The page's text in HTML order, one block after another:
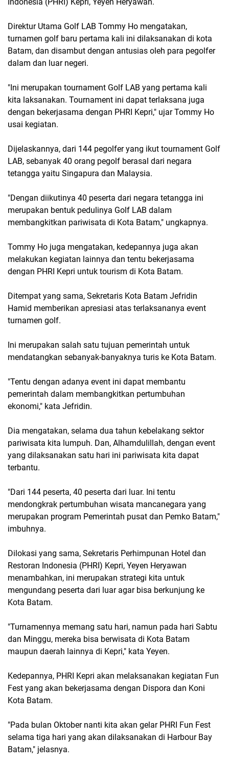
Direktur Utama Golf LAB Tommy Ho mengatakan,
turnamen golf baru pertama kali ini dilaksanakan di kota
Batam, dan disambut dengan antusias oleh para pegolfer
dalam dan luar negeri.
"Ini merupakan tournament Golf LAB yang pertama kali
kita laksanakan. Tournament ini dapat terlaksana juga
dengan bekerjasama dengan PHRI Kepri," ujar Tommy Ho
usai kegiatan.
Dijelaskannya, dari 144 pegolfer yang ikut tournament Golf
LAB, sebanyak 40 orang pegolf berasal dari negara
tetangga yaitu Singapura dan Malaysia.
"Dengan diikutinya 40 peserta dari negara tetangga ini
merupakan bentuk pedulinya Golf LAB dalam
membangkitkan pariwisata di Kota Batam," ungkapnya.
Tommy Ho juga mengatakan, kedepannya juga akan
melakukan kegiatan lainnya dan tentu bekerjasama
dengan PHRI Kepri untuk tourism di Kota Batam.
Ditempat yang sama, Sekretaris Kota Batam Jefridin
Hamid memberikan apresiasi atas terlaksananya event
turnamen golf.
Ini merupakan salah satu tujuan pemerintah untuk
mendatangkan sebanyak-banyaknya turis ke Kota Batam.
"Tentu dengan adanya event ini dapat membantu
pemerintah dalam membangkitkan pertumbuhan
ekonomi," kata Jefridin.
Dia mengatakan, selama dua tahun kebelakang sektor
pariwisata kita lumpuh. Dan, Alhamdulillah, dengan event
yang dilaksanakan satu hari ini pariwisata kita dapat
terbantu.
"Dari 144 peserta, 40 peserta dari luar. Ini tentu
mendongkrak pertumbuhan wisata mancanegara yang
merupakan program Pemerintah pusat dan Pemko Batam,"
imbuhnya.
Dilokasi yang sama, Sekretaris Perhimpunan Hotel dan
Restoran Indonesia (PHRI) Kepri, Yeyen Heryawan
menambahkan, ini merupakan strategi kita untuk
mengundang peserta dari luar agar bisa berkunjung ke
Kota Batam.
"Turnamennya memang satu hari, namun pada hari Sabtu
dan Minggu, mereka bisa berwisata di Kota Batam
maupun daerah lainnya di Kepri," kata Yeyen.
Kedepannya, PHRI Kepri akan melaksanakan kegiatan Fun
Fest yang akan bekerjasama dengan Dispora dan Koni
Kota Batam.
"Pada bulan Oktober nanti kita akan gelar PHRI Fun Fest
selama tiga hari yang akan dilaksanakan di Harbour Bay
Batam," jelasnya.